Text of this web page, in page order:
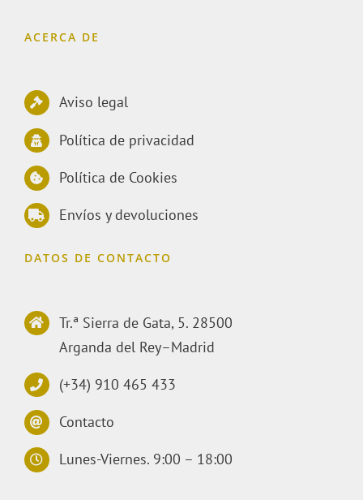
ACERCA DE
Aviso legal
Política de privacidad
Política de Cookies
Envíos y devoluciones
DATOS DE CONTACTO
Tr.ª Sierra de Gata, 5. 28500
Arganda del Rey–Madrid
(+34) 910 465 433
Contacto
Lunes-Viernes. 9:00 – 18:00